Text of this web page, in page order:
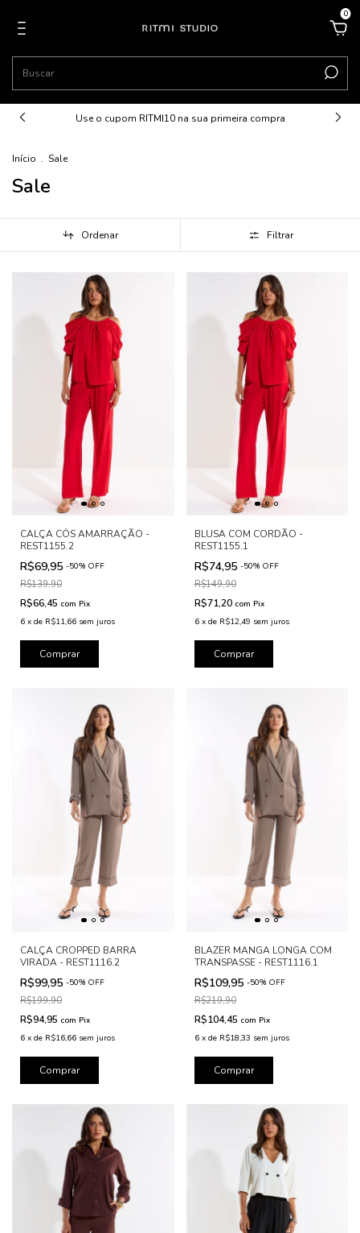
0
Use o cupom RITMI10 na sua primeira compra
Início . Sale
Sale
Ordenar Filtrar
CALÇA CÓS AMARRAÇÃO -
REST1155.2
R$69,95 -50% OFF
R$139,90
R$66,45 com Pix
6 x de R$11,66 sem juros
Comprar
BLUSA COM CORDÃO -
REST1155.1
R$74,95 -50% OFF
R$149,90
R$71,20 com Pix
6 x de R$12,49 sem juros
Comprar
CALÇA CROPPED BARRA
VIRADA - REST1116.2
R$99,95 -50% OFF
R$199,90
R$94,95 com Pix
6 x de R$16,66 sem juros
Comprar
BLAZER MANGA LONGA COM
TRANSPASSE - REST1116.1
R$109,95 -50% OFF
R$219,90
R$104,45 com Pix
6 x de R$18,33 sem juros
Comprar